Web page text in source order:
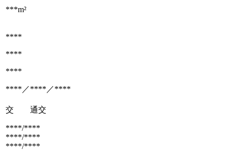
***m²
****
****
****
****／****／****
交 通交
****/****
****/****
****/****